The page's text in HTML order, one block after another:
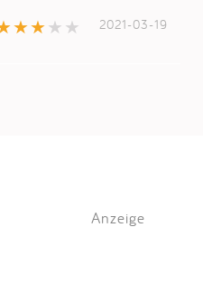
2021-03-19
Anzeige